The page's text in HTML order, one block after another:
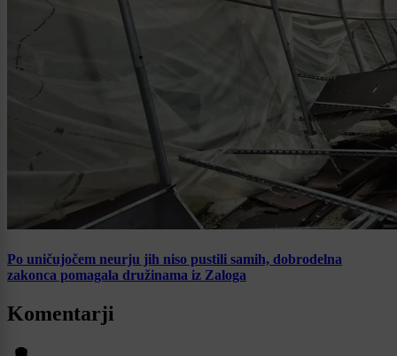
Po uničujočem neurju jih niso pustili samih, dobrodelna
zakonca pomagala družinama iz Zaloga
Komentarji